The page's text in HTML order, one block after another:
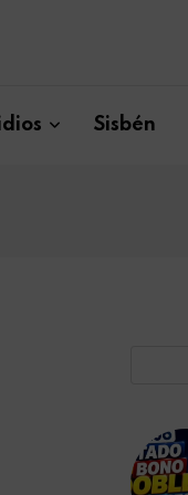
Sisbén